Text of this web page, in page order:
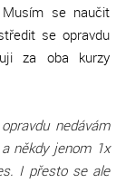
se naučit
se opravdu
za oba kurzy
nedávám
někdy jenom 1x
I přesto se ale